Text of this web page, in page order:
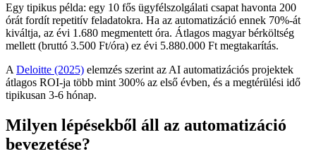
Egy tipikus példa: egy 10 fős ügyfélszolgálati csapat havonta 200
órát fordít repetitív feladatokra. Ha az automatizáció ennek 70%-át
kiváltja, az évi 1.680 megmentett óra. Átlagos magyar bérköltség
mellett (bruttó 3.500 Ft/óra) ez évi 5.880.000 Ft megtakarítás.
A Deloitte (2025) elemzés szerint az AI automatizációs projektek
átlagos ROI-ja több mint 300% az első évben, és a megtérülési idő
tipikusan 3-6 hónap.
Milyen lépésekből áll az automatizáció
bevezetése?